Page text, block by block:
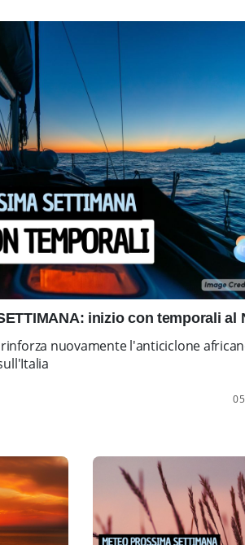
inizio con temporali al
nuovamente l'anticiclone